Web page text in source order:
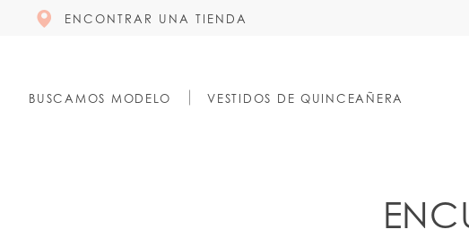
ENCONTRAR UNA TIENDA
BUSCAMOS MODELO VESTIDOS DE QUINCEAÑERA